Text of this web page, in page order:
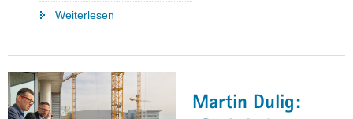
Weiterlesen
–
Wie
Martin Dulig: